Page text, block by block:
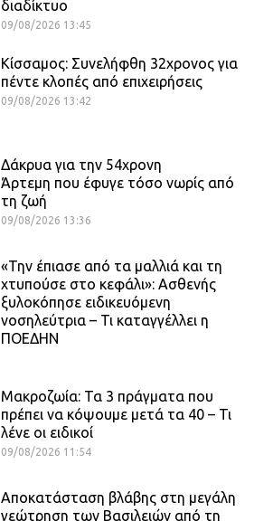
διαδίκτυο
09/08/2026 13:45
Κίσσαμος: Συνελήφθη 32χρονος για
πέντε κλοπές από επιχειρήσεις
09/08/2026 13:42
Δάκρυα για την 54χρονη
Άρτεμη που έφυγε τόσο νωρίς από
τη ζωή
09/08/2026 13:36
«Την έπιασε από τα μαλλιά και τη
χτυπούσε στο κεφάλι»: Ασθενής
ξυλοκόπησε ειδικευόμενη
νοσηλεύτρια – Τι καταγγέλλει η
ΠΟΕΔΗΝ
Μακροζωία: Τα 3 πράγματα που
πρέπει να κόψουμε μετά τα 40 – Τι
λένε οι ειδικοί
09/08/2026 11:54
Αποκατάσταση βλάβης στη μεγάλη
γεώτρηση των Βασιλειών από τη